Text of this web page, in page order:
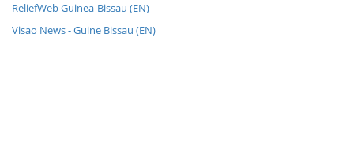
ReliefWeb Guinea-Bissau (EN)
Visao News - Guine Bissau (EN)